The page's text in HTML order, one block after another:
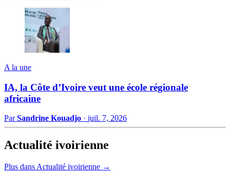
A la une
IA, la Côte d’Ivoire veut une école régionale
africaine
ParSandrine Kouadjo · juil. 7, 2026
Actualité ivoirienne
Plus dans Actualité ivoirienne →